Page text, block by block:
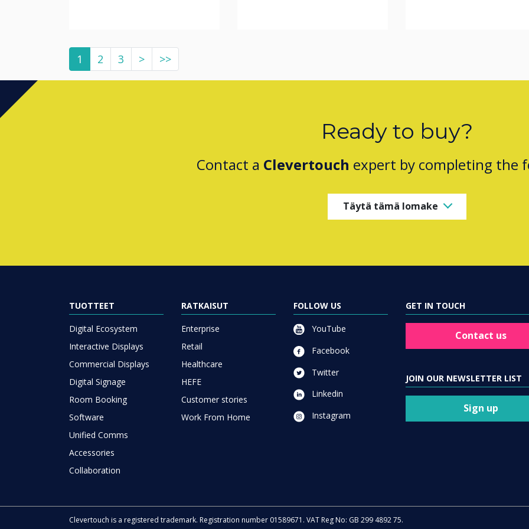
1 2 3 > >>
Ready to buy?
Contact a Clevertouch expert by completing the
Täytä tämä lomake
TUOTTEET
Digital Ecosystem
Interactive Displays
Commercial Displays
Digital Signage
Room Booking
Software
Unified Comms
Accessories
Collaboration
RATKAISUT
Enterprise
Retail
Healthcare
HEFE
Customer stories
Work From Home
FOLLOW US
YouTube
Facebook
Twitter
Linkedin
Instagram
GET IN TOUCH
Contact us
JOIN OUR NEWSLETTER LIST
Sign up
Clevertouch is a registered trademark. Registration number 01589671. VAT Reg No: GB 299 4892 75.